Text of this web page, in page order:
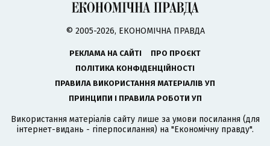
© 2005-2026, ЕКОНОМІЧНА ПРАВДА
РЕКЛАМА НА САЙТІ
ПРО ПРОЄКТ
ПОЛІТИКА КОНФІДЕНЦІЙНОСТІ
ПРАВИЛА ВИКОРИСТАННЯ МАТЕРІАЛІВ УП
ПРИНЦИПИ І ПРАВИЛА РОБОТИ УП
Використання матеріалів сайту лише за умови посилання (для
інтернет-видань - гіперпосилання) на "Економічну правду".